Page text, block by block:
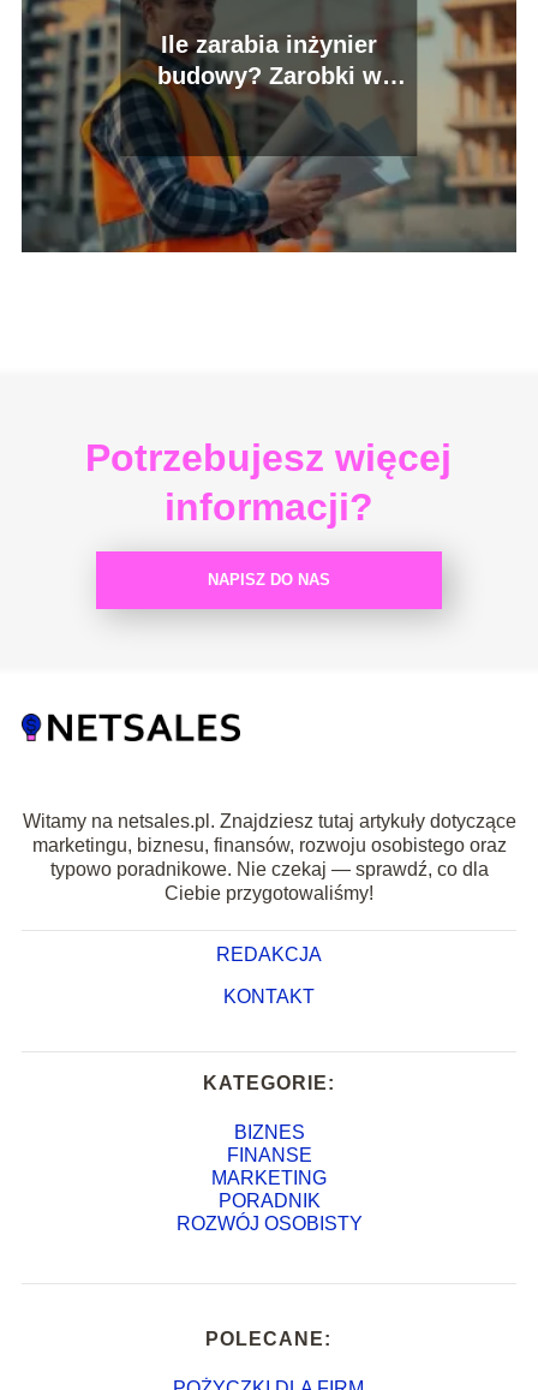
Ile zarabia inżynier
budowy? Zarobki w
Polsce
Potrzebujesz więcej
informacji?
NAPISZ DO NAS
Witamy na netsales.pl. Znajdziesz tutaj artykuły dotyczące
marketingu, biznesu, finansów, rozwoju osobistego oraz
typowo poradnikowe. Nie czekaj — sprawdź, co dla
Ciebie przygotowaliśmy!
REDAKCJA
KONTAKT
KATEGORIE:
BIZNES
FINANSE
MARKETING
PORADNIK
ROZWÓJ OSOBISTY
POLECANE: